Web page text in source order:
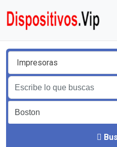
Impresoras